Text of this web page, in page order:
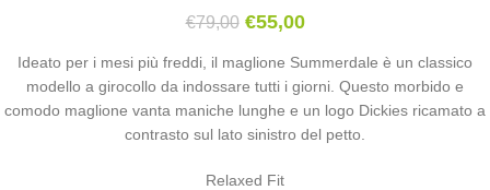
€79,00 €55,00
Ideato per i mesi più freddi, il maglione Summerdale è un classico
modello a girocollo da indossare tutti i giorni. Questo morbido e
comodo maglione vanta maniche lunghe e un logo Dickies ricamato a
contrasto sul lato sinistro del petto.
Relaxed Fit